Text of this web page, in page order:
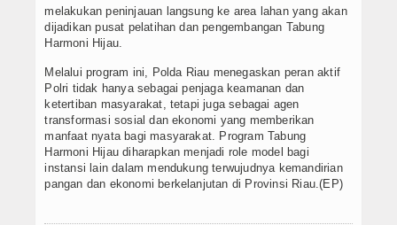
melakukan peninjauan langsung ke area lahan yang akan
dijadikan pusat pelatihan dan pengembangan Tabung
Harmoni Hijau.
Melalui program ini, Polda Riau menegaskan peran aktif
Polri tidak hanya sebagai penjaga keamanan dan
ketertiban masyarakat, tetapi juga sebagai agen
transformasi sosial dan ekonomi yang memberikan
manfaat nyata bagi masyarakat. Program Tabung
Harmoni Hijau diharapkan menjadi role model bagi
instansi lain dalam mendukung terwujudnya kemandirian
pangan dan ekonomi berkelanjutan di Provinsi Riau.(EP)